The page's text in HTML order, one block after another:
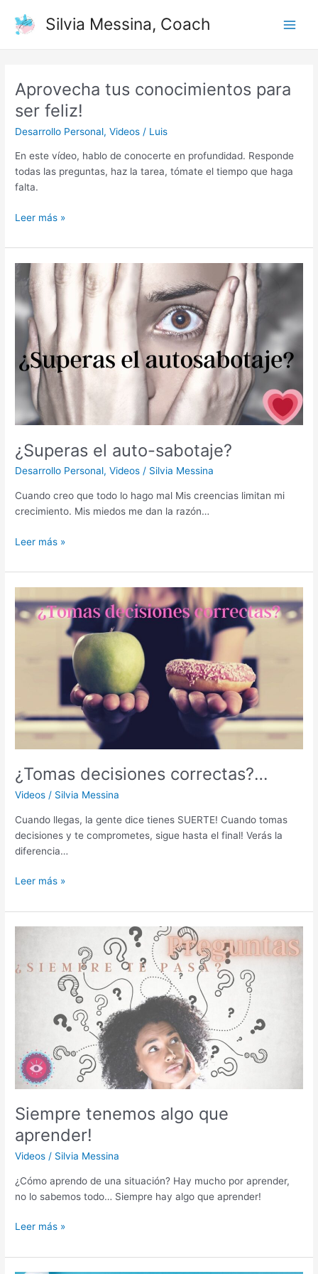
contenido
Silvia Messina, Coach
Aprovecha tus conocimientos para
ser feliz!
Desarrollo Personal,Videos / Luis
En este vídeo, hablo de conocerte en profundidad. Responde
todas las preguntas, haz la tarea, tómate el tiempo que haga
falta.
Aprovecha
tus
conocimientos
para
Leer más »
¿Superas el auto-sabotaje?
Desarrollo Personal,Videos / Silvia Messina
Cuando creo que todo lo hago mal Mis creencias limitan mi
crecimiento. Mis miedos me dan la razón…
¿Superas
auto-
sabotaje?
Leer más »
¿Tomas decisiones correctas?…
Videos / Silvia Messina
Cuando llegas, la gente dice tienes SUERTE! Cuando tomas
decisiones y te comprometes, sigue hasta el final! Verás la
diferencia…
decisiones
correctas?…
Leer más »
Siempre tenemos algo que
aprender!
Videos / Silvia Messina
¿Cómo aprendo de una situación? Hay mucho por aprender,
no lo sabemos todo… Siempre hay algo que aprender!
algo
Leer más »
de
entradas